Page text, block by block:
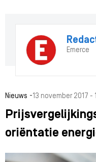
Emerce
Nieuws -13 november 2017 -
oriëntatie